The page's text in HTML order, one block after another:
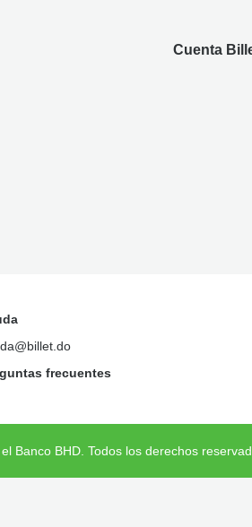
Cuenta
frecuentes
Banco BHD. Todos los derechos